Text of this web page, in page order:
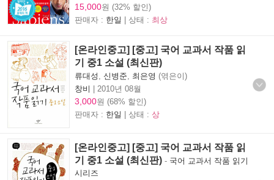
15,000원 (32% 할인)
판매자 : 한일 | 상태 : 최상
[온라인중고] [중고] 국어 교과서 작품 읽
기 중1 소설 (최신판)
류대성 신병준 최은영 (엮은이)
창비 | 2010년 08월
3,000원 (68% 할인)
판매자 : 한일 | 상태 : 상
[온라인중고] [중고] 국어 교과서 작품 읽
기 중1 소설 (최신판) - 국어 교과서 작품 읽기
시리즈